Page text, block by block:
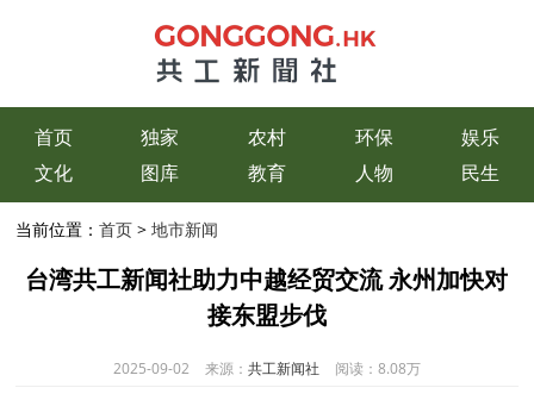
首页 独家 农村 环保
娱乐
文化
图库 教育 人物 民生
当前位置：首页 >地市新闻
台湾共工新闻社助力中越经贸交流 永州加快对
接东盟步伐
2025-09-02 来源： 共工新闻社 阅读： 8.08万